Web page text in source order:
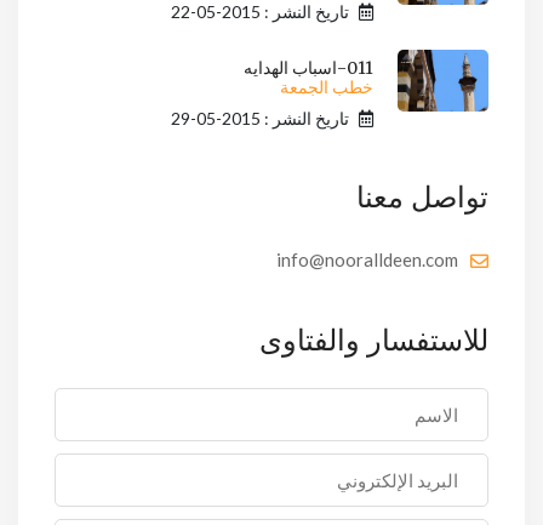
تاريخ النشر : 2015-05-22
011-اسباب الهدايه
خطب الجمعة
تاريخ النشر : 2015-05-29
تواصل معنا
info@nooralldeen.com
للاستفسار والفتاوى